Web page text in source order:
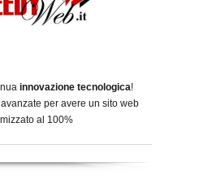
innovazione tecnologica!
per avere un sito web
al 100%